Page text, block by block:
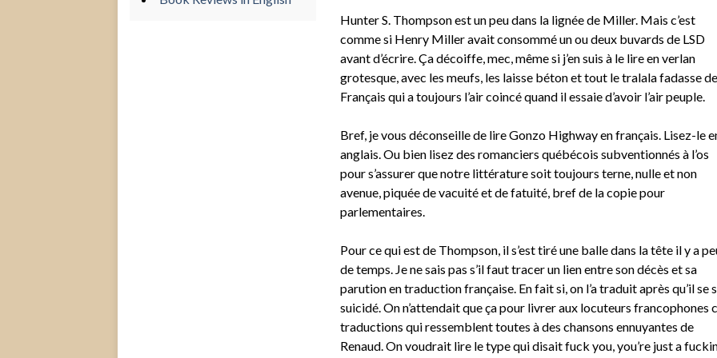
Hunter S. Thompson est un peu dans la lignée de Miller. Mais c’est
comme si Henry Miller avait consommé un ou deux buvards de LSD
avant d’écrire. Ça décoiffe, mec, même si j’en suis à le lire en verlan
grotesque, avec les meufs, les laisse béton et tout le tralala fadasse de
Français qui a toujours l’air coincé quand il essaie d’avoir l’air peuple.
Bref, je vous déconseille de lire Gonzo Highway en français. Lisez-le
anglais. Ou bien lisez des romanciers québécois subventionnés à l’os
pour s’assurer que notre littérature soit toujours terne, nulle et non
avenue, piquée de vacuité et de fatuité, bref de la copie pour
parlementaires.
Pour ce qui est de Thompson, il s’est tiré une balle dans la tête il y a
de temps. Je ne sais pas s’il faut tracer un lien entre son décès et sa
parution en traduction française. En fait si, on l’a traduit après qu’il se
suicidé. On n’attendait que ça pour livrer aux locuteurs francophones
traductions qui ressemblent toutes à des chansons ennuyantes de
Renaud. On voudrait lire le type qui disait fuck you, you’re just a